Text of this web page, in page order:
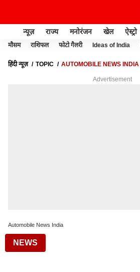
न्यूज़ राज्य मनोरंजन खेल ऐस्ट्रो
मौसम राशिफल फोटो गैलरी Ideas of India
हिंदी न्यूज़ TOPIC AUTOMOBILE NEWS INDIA
Advertisement
Automobile News India
NEWS